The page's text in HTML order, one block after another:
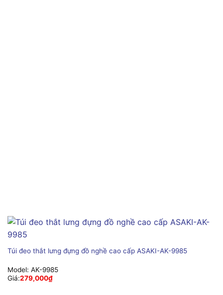
Túi đeo thắt lưng đựng đồ nghề cao cấp ASAKI-AK-9985
Model: AK-9985
Giá:279,000₫